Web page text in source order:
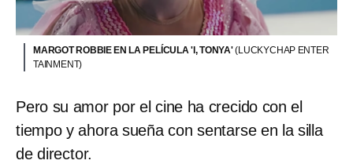
MARGOT ROBBIE EN LA PELÍCULA 'I, TONYA'(LUCKYCHAP ENTER
TAINMENT)
Pero su amor por el cine ha crecido con el
tiempo y ahora sueña con sentarse en la silla
de director.